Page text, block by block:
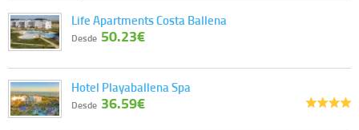
Life Apartments Costa Ballena
Desde 50.23€
Hotel Playaballena Spa
Desde 36.59€